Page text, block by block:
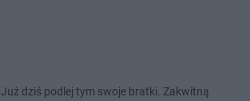
Już dziś podlej tym swoje bratki. Zakwitną